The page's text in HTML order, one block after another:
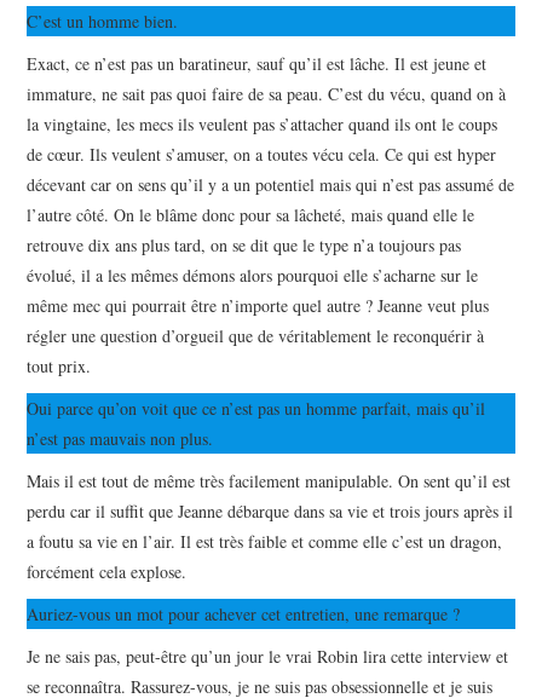
C’est un homme bien.
Exact, ce n’est pas un baratineur, sauf qu’il est lâche. Il est jeune et
immature, ne sait pas quoi faire de sa peau. C’est du vécu, quand on à
la vingtaine, les mecs ils veulent pas s’attacher quand ils ont le coups
de cœur. Ils veulent s’amuser, on a toutes vécu cela. Ce qui est hyper
décevant car on sens qu’il y a un potentiel mais qui n’est pas assumé de
l’autre côté. On le blâme donc pour sa lâcheté, mais quand elle le
retrouve dix ans plus tard, on se dit que le type n’a toujours pas
évolué, il a les mêmes démons alors pourquoi elle s’acharne sur le
même mec qui pourrait être n’importe quel autre ? Jeanne veut plus
régler une question d’orgueil que de véritablement le reconquérir à
tout prix.
Oui parce qu’on voit que ce n’est pas un homme parfait, mais qu’il
n’est pas mauvais non plus.
Mais il est tout de même très facilement manipulable. On sent qu’il est
perdu car il suffit que Jeanne débarque dans sa vie et trois jours après il
a foutu sa vie en l’air. Il est très faible et comme elle c’est un dragon,
forcément cela explose.
Auriez-vous un mot pour achever cet entretien, une remarque ?
Je ne sais pas, peut-être qu’un jour le vrai Robin lira cette interview et
se reconnaîtra. Rassurez-vous, je ne suis pas obsessionnelle et je suis